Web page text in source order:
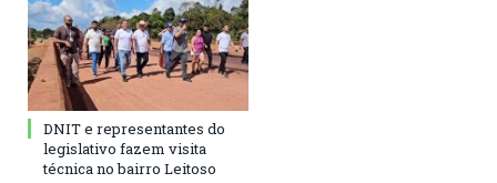
DNIT e representantes do
legislativo fazem visita
técnica no bairro Leitoso